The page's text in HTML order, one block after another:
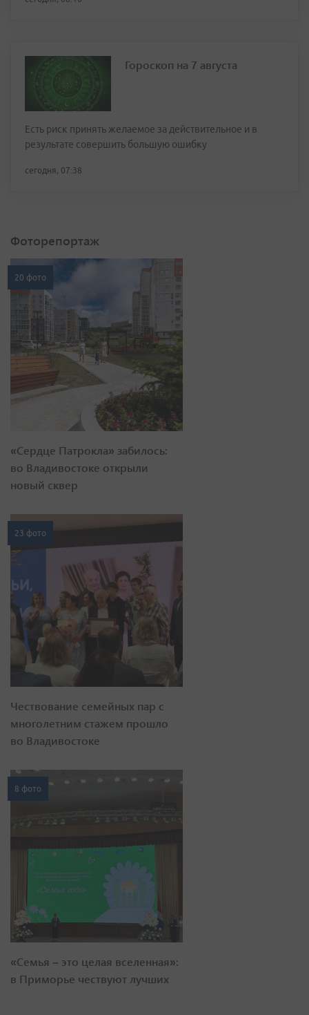
Гороскоп на 7 августа
Есть риск принять желаемое за действительное и в
результате совершить большую ошибку
сегодня, 07:38
Фоторепортаж
20 фото
«Сердце Патрокла» забилось:
во Владивостоке открыли
новый сквер
23 фото
Чествование семейных пар с
многолетним стажем прошло
во Владивостоке
8 фото
«Семья – это целая вселенная»:
в Приморье чествуют лучших